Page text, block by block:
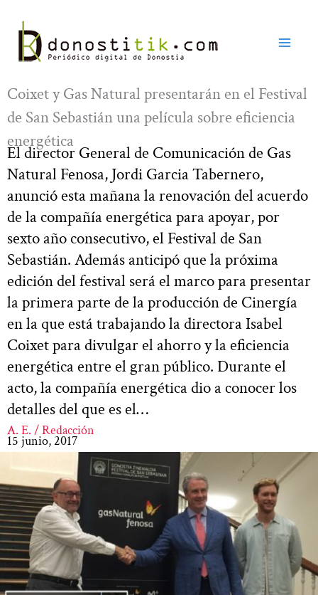
contenido
Coixet y Gas Natural presentarán en el Festival
de San Sebastián una película sobre eficiencia
energética
El director General de Comunicación de Gas
Natural Fenosa, Jordi Garcia Tabernero,
anunció esta mañana la renovación del acuerdo
de la compañía energética para apoyar, por
sexto año consecutivo, el Festival de San
Sebastián. Además anticipó que la próxima
edición del festival será el marco para presentar
la primera parte de la producción de Cinergía
en la que está trabajando la directora Isabel
Coixet para divulgar el ahorro y la eficiencia
energética entre el gran público. Durante el
acto, la compañía energética dio a conocer los
detalles del que es el…
A. E. / Redacción
15 junio, 2017